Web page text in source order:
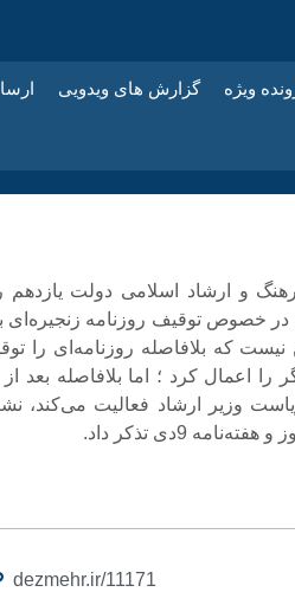
ویژه گزارش های ویدویی
و ارشاد اسلامی دولت یازدهم
خصوص توقیف روزنامه زنجیره‌ای
که بلافاصله روزنامه‌ای را
را اعمال کرد ؛ اما بلافاصله بعد از
وزیر ارشاد فعالیت می‌کند،
9دی تذکر داد.
dezmehr.ir/11171